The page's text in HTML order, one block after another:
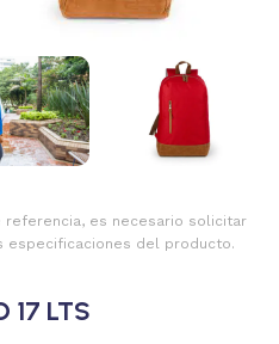
es necesario solicitar
especificaciones del producto.
17 LTS